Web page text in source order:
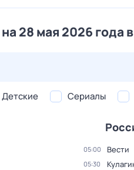
28 мая 2026 года в
Детские Сериалы
05:00 Вести
05:30